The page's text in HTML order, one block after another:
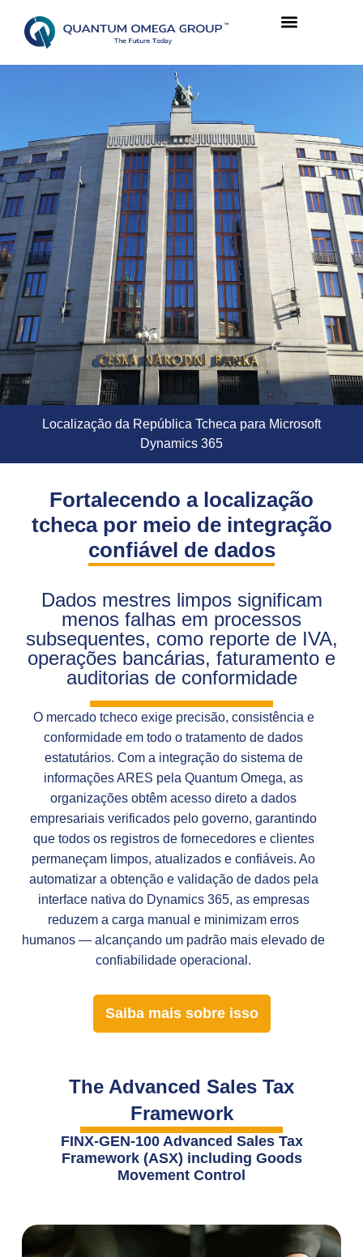
Localização da República Tcheca para Microsoft
Dynamics 365
Fortalecendo a localização
tcheca por meio de integração
confiável de dados
Dados mestres limpos significam
menos falhas em processos
subsequentes, como reporte de IVA,
operações bancárias, faturamento e
auditorias de conformidade
O mercado tcheco exige precisão, consistência e
conformidade em todo o tratamento de dados
estatutários. Com a integração do sistema de
informações ARES pela Quantum Omega, as
organizações obtêm acesso direto a dados
empresariais verificados pelo governo, garantindo
que todos os registros de fornecedores e clientes
permaneçam limpos, atualizados e confiáveis. Ao
automatizar a obtenção e validação de dados pela
interface nativa do Dynamics 365, as empresas
reduzem a carga manual e minimizam erros
humanos — alcançando um padrão mais elevado de
confiabilidade operacional.
Saiba mais sobre isso
The Advanced Sales Tax
Framework
FINX-GEN-100 Advanced Sales Tax
Framework (ASX) including Goods
Movement Control